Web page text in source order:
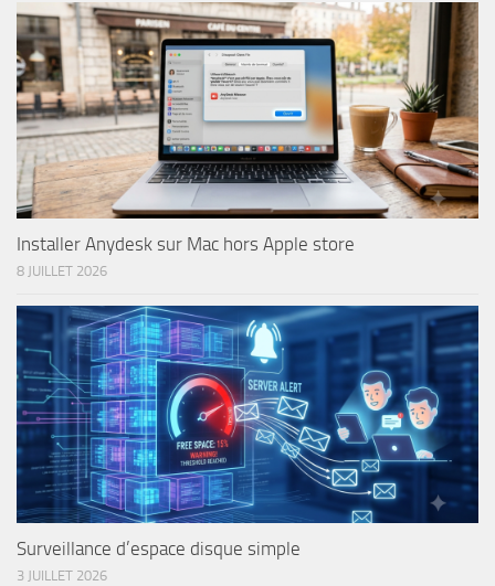
Installer Anydesk sur Mac hors Apple store
8 JUILLET 2026
Surveillance d’espace disque simple
3 JUILLET 2026